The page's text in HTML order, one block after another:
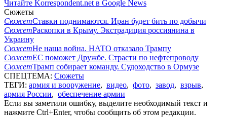
Читайте Korrespondent.net в Google News
Сюжеты
СюжетСтавки поднимаются. Иран будет бить по добычи
СюжетРаскопки в Крыму. Экстрадиция россиянина в
Украину
СюжетНе наша война. НАТО отказало Трампу
СюжетЕС поможет Дружбе. Страсти по нефтепроводу
СюжетТрамп собирает команду. Судоходство в Ормузе
СПЕЦТЕМА: Сюжеты
ТЕГИ: армия и вооружение, видео, фото, завод, взрыв,
армия России, обеспечение армии
Если вы заметили ошибку, выделите необходимый текст и
нажмите Ctrl+Enter, чтобы сообщить об этом редакции.